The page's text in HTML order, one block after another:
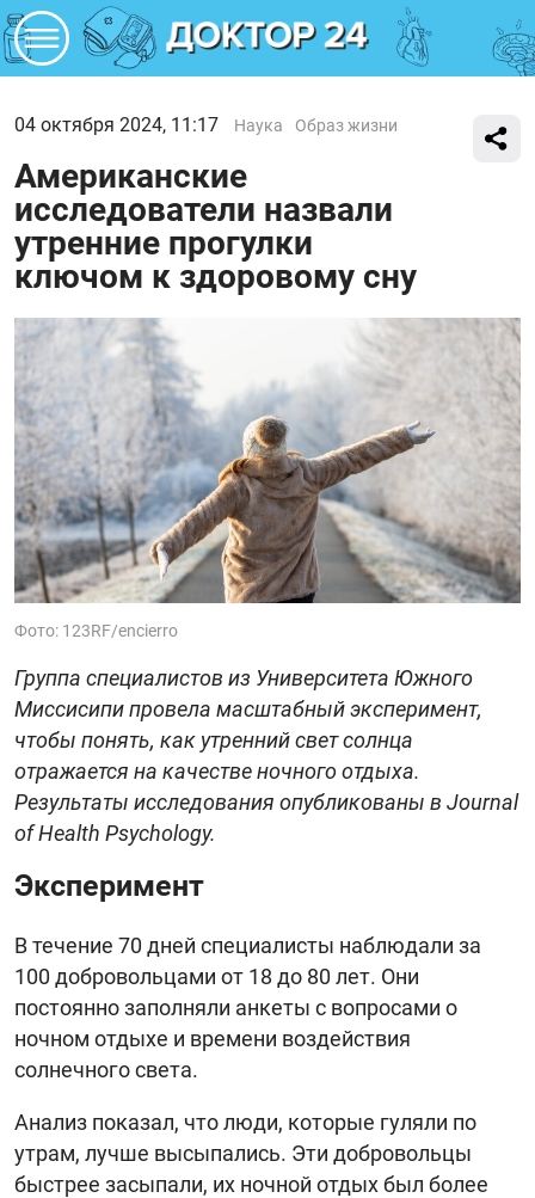
04 октября 2024, 11:17 Наука Образ жизни
Американские
исследователи назвали
утренние прогулки
ключом к здоровому сну
Фото: 123RF/encierro
Группа специалистов из Университета Южного
Миссисипи провела масштабный эксперимент,
чтобы понять, как утренний свет солнца
отражается на качестве ночного отдыха.
Результаты исследования опубликованы в Journal
of Health Psychology.
Эксперимент
В течение 70 дней специалисты наблюдали за
100 добровольцами от 18 до 80 лет. Они
постоянно заполняли анкеты с вопросами о
ночном отдыхе и времени воздействия
солнечного света.
Анализ показал, что люди, которые гуляли по
утрам, лучше высыпались. Эти добровольцы
быстрее засыпали, их ночной отдых был более